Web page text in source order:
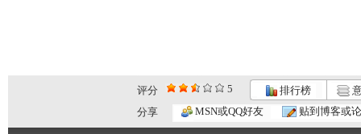
评分 5 排行榜
分享
MSN或QQ好友 贴到博客或